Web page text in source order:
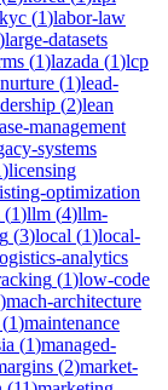
kyc (1)labor-law
)large-datasets
(1)lazada (1)lcp
(1)lead-
(2)lean
management
systems
)licensing
optimization
(1)llm (4)llm-
(3)local (1)local-
analytics
(1)low-code
)mach-architecture
(1)maintenance
(1)managed-
(2)market-